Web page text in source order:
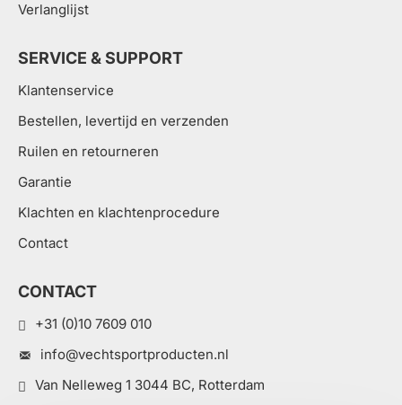
Verlanglijst
SERVICE & SUPPORT
Klantenservice
Bestellen, levertijd en verzenden
Ruilen en retourneren
Garantie
Klachten en klachtenprocedure
Contact
CONTACT
+31 (0)10 7609 010
info@vechtsportproducten.nl
Van Nelleweg 1 3044 BC, Rotterdam